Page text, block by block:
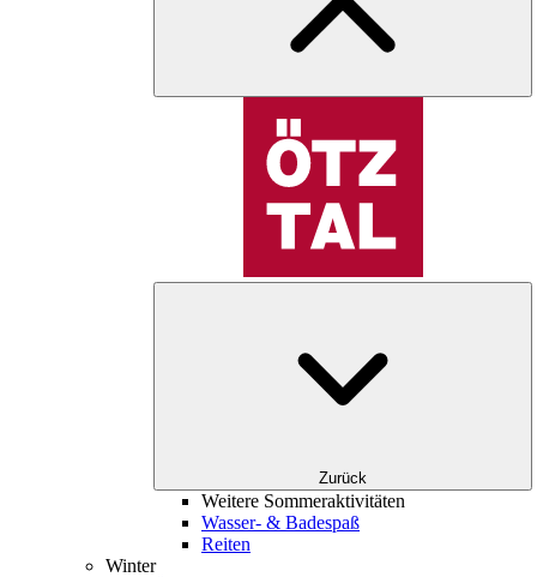
Zurück
Weitere Sommeraktivitäten
Wasser- & Badespaß
Reiten
Winter